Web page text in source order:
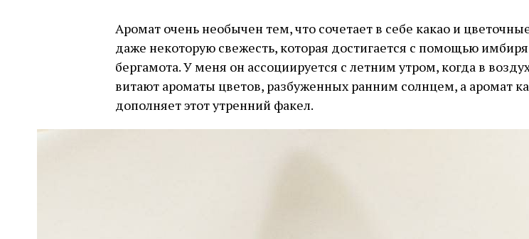
Аромат очень необычен тем, что сочетает в себе какао и
даже некоторую свежесть, которая достигается с помощью
бергамота. У меня он ассоциируется с летним утром, когда в
витают ароматы цветов, разбуженных ранним солнцем, а аромат
дополняет этот утренний факел.